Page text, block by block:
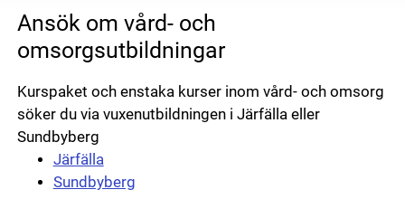
Ansök om vård- och
omsorgsutbildningar
Kurspaket och enstaka kurser inom vård- och omsorg
söker du via vuxenutbildningen i Järfälla eller
Sundbyberg
Järfälla
Sundbyberg